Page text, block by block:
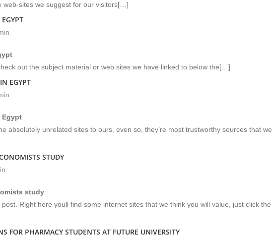
sites we suggest for our visitors[…]
out the subject material or web sites we have linked to below the[…]
EGYPT
Egypt
absolutely unrelated sites to ours, even so, they’re most trustworthy sources that we
STUDY
study
Right here youll find some internet sites that we think you will value, just click the
FOR PHARMACY STUDENTS AT FUTURE UNIVERSITY